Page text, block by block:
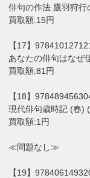
俳句の作法 鷹羽狩行
買取額:15円
【17】
あなたの俳句はなぜ
買取額:81円
【18】
現代俳句歳時記 (春)
買取額:1円
≪問題なし≫
【19】